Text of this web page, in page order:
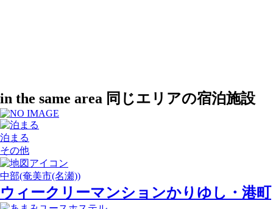
in the same area 同じエリアの宿泊施設
泊まる
その他
中部(奄美市(名瀬))
ウィークリーマンションかりゆし・港町